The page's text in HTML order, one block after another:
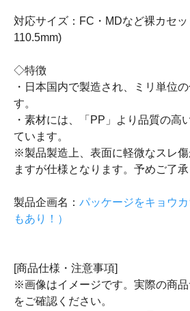
対応サイズ：FC・MDなど裸カセ
110.5mm)
◇特徴
・日本国内で製造され、ミリ単位
す。
・素材には、「PP」より品質の高
ています。
※製品製造上、表面に軽微なスレ
ますが仕様となります。予めご了承
製品企画名： パッケージをキョウ
もあり！）
[商品仕様・注意事項]
※画像はイメージです。実際の商
をご確認ください。